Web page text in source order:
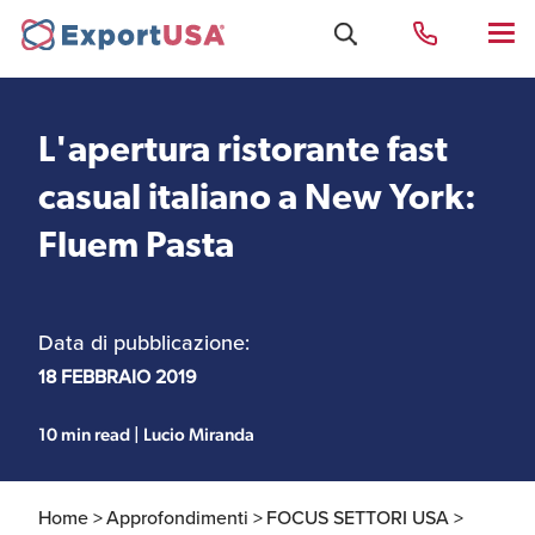
Uffici e Team Exportusa
di Rimini
ExportUSA a Bruxelles
Perchè gli Stati Uniti
Fiscali
Visti USA
L'apertura ristorante fast
casual italiano a New York:
Fluem Pasta
Data di pubblicazione:
18 FEBBRAIO 2019
10 min read | Lucio Miranda
Home >Approfondimenti >FOCUS SETTORI USA >